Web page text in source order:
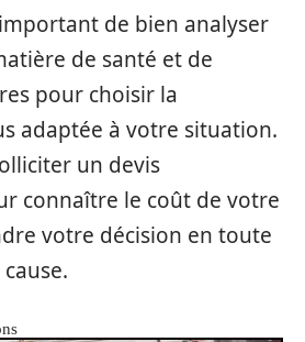
de bien analyser
de santé et de
pour choisir la
adaptée à votre situation.
un devis
connaître le coût de votre
votre décision en toute